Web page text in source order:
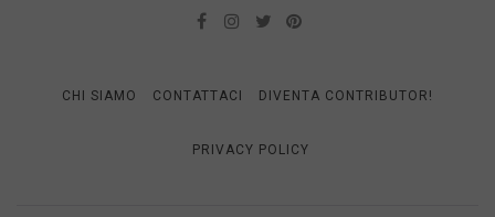
CHI SIAMO CONTATTACI DIVENTA CONTRIBUTOR!
PRIVACY POLICY